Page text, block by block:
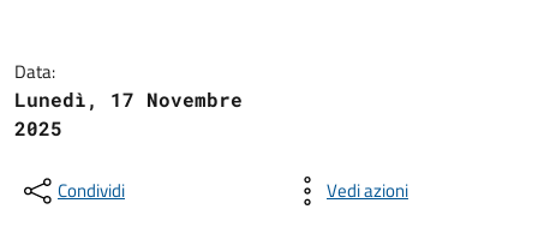
Data:
Lunedì, 17 Novembre
2025
Condividi Vedi azioni